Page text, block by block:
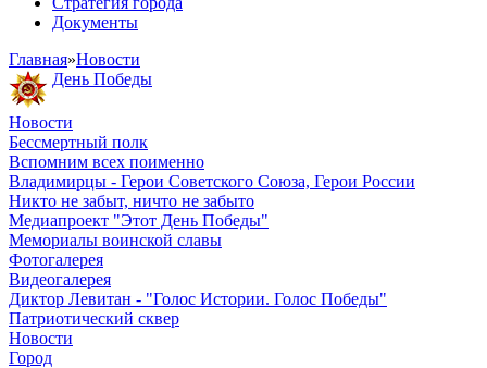
Документы
Главная»Новости
День Победы
Новости
Бессмертный полк
Вспомним всех поименно
Владимирцы - Герои Советского Союза, Герои России
Никто не забыт, ничто не забыто
Медиапроект "Этот День Победы"
Мемориалы воинской славы
Фотогалерея
Видеогалерея
Диктор Левитан - "Голос Истории. Голос Победы"
Патриотический сквер
Новости
Город